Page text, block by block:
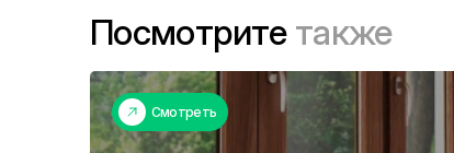
Посмотрите также
Смотреть